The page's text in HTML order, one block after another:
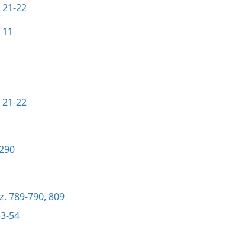
22
22
789-790, 809
54